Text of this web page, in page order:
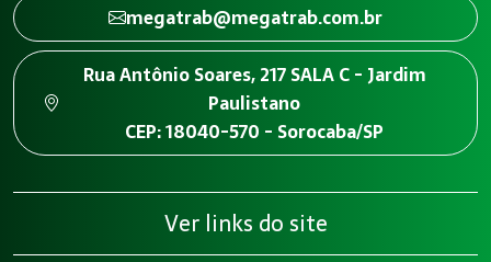
megatrab@megatrab.com.br
Rua Antônio Soares, 217 SALA C - Jardim
Paulistano
CEP: 18040-570 - Sorocaba/SP
Ver links do site